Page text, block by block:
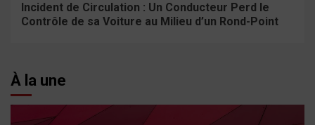
Incident de Circulation : Un Conducteur Perd le
Contrôle de sa Voiture au Milieu d’un Rond-Point
À la une